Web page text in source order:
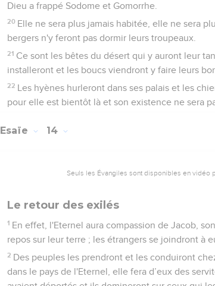
Dieu a frappé Sodome et Gomorrhe.
20 Elle ne sera plus jamais habitée, elle ne sera
bergers n'y feront pas dormir leurs troupeaux.
21 Ce sont les bêtes du désert qui y auront leur
installeront et les boucs viendront y faire leurs
22 Les hyènes hurleront dans ses palais et les
pour elle est bientôt là et son existence ne sera
Esaïe 14
Seuls les Évangiles sont disponibles en vidéo
Le retour des exilés
1 En effet, l'Eternel aura compassion de Jacob,
repos sur leur terre ; les étrangers se joindront à
2 Des peuples les prendront et les conduiront
dans le pays de l'Eternel, elle fera d’eux des